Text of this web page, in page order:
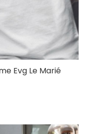
Evg Le Marié